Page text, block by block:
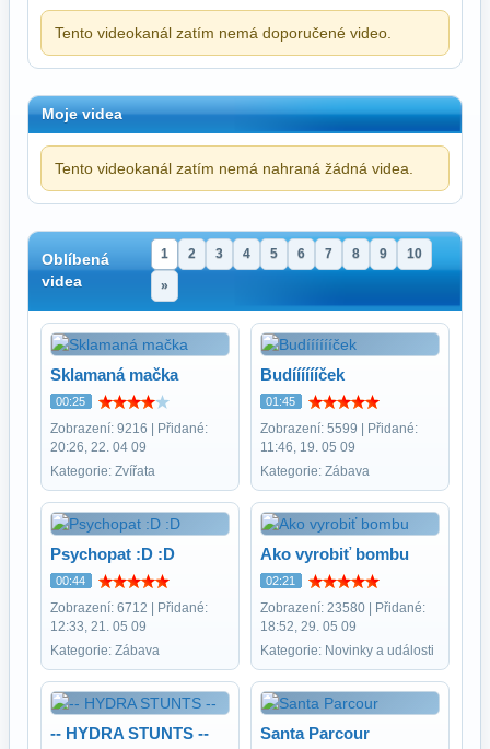
Tento videokanál zatím nemá doporučené video.
Moje videa
Tento videokanál zatím nemá nahraná žádná videa.
Oblíbená
videa
1 2 3 4 5 6 7 8 9 10
»
Sklamaná mačka
00:25
Zobrazení: 9216 | Přidané:
20:26, 22. 04 09
Kategorie: Zvířata
Budííííííček
01:45
Zobrazení: 5599 | Přidané:
11:46, 19. 05 09
Kategorie: Zábava
Psychopat :D :D
00:44
Zobrazení: 6712 | Přidané:
12:33, 21. 05 09
Kategorie: Zábava
Ako vyrobiť bombu
02:21
Zobrazení: 23580 | Přidané:
18:52, 29. 05 09
Kategorie: Novinky a události
-- HYDRA STUNTS -- Santa Parcour